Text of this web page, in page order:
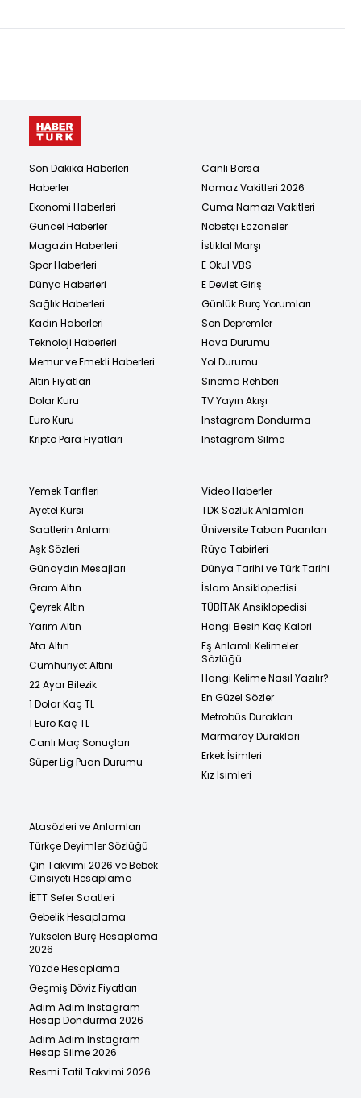
Son Dakika Haberleri
Haberler
Ekonomi Haberleri
Güncel Haberler
Magazin Haberleri
Spor Haberleri
Dünya Haberleri
Sağlık Haberleri
Kadın Haberleri
Teknoloji Haberleri
Memur ve Emekli Haberleri
Altın Fiyatları
Dolar Kuru
Euro Kuru
Kripto Para Fiyatları
Canlı Borsa
Namaz Vakitleri 2026
Cuma Namazı Vakitleri
Nöbetçi Eczaneler
İstiklal Marşı
E Okul VBS
E Devlet Giriş
Günlük Burç Yorumları
Son Depremler
Hava Durumu
Yol Durumu
Sinema Rehberi
TV Yayın Akışı
Instagram Dondurma
Instagram Silme
Yemek Tarifleri
Ayetel Kürsi
Saatlerin Anlamı
Aşk Sözleri
Günaydın Mesajları
Gram Altın
Çeyrek Altın
Yarım Altın
Ata Altın
Cumhuriyet Altını
22 Ayar Bilezik
1 Dolar Kaç TL
1 Euro Kaç TL
Canlı Maç Sonuçları
Süper Lig Puan Durumu
Video Haberler
TDK Sözlük Anlamları
Üniversite Taban Puanları
Rüya Tabirleri
Dünya Tarihi ve Türk Tarihi
İslam Ansiklopedisi
TÜBİTAK Ansiklopedisi
Hangi Besin Kaç Kalori
Eş Anlamlı Kelimeler
Sözlüğü
Hangi Kelime Nasıl Yazılır?
En Güzel Sözler
Metrobüs Durakları
Marmaray Durakları
Erkek İsimleri
Kız İsimleri
Atasözleri ve Anlamları
Türkçe Deyimler Sözlüğü
Çin Takvimi 2026 ve Bebek
Cinsiyeti Hesaplama
İETT Sefer Saatleri
Gebelik Hesaplama
Yükselen Burç Hesaplama
2026
Yüzde Hesaplama
Geçmiş Döviz Fiyatları
Adım Adım Instagram
Hesap Dondurma 2026
Adım Adım Instagram
Hesap Silme 2026
Resmi Tatil Takvimi 2026